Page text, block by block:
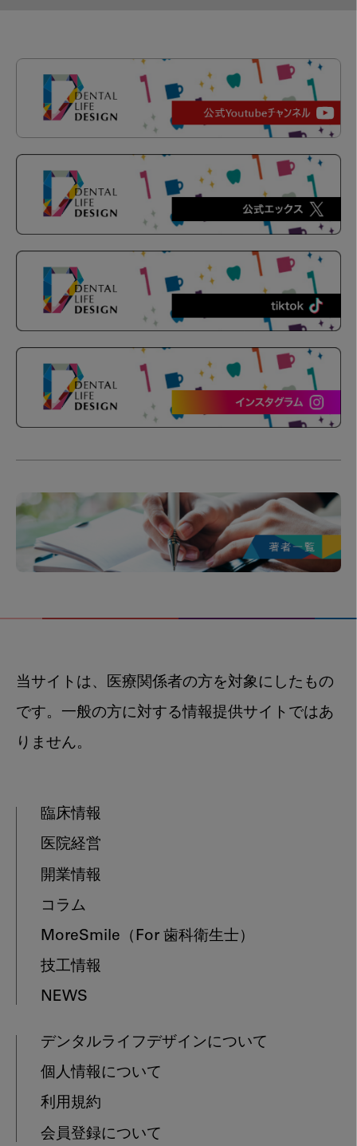
当サイトは、医療関係者の方を対象にしたもの
です。一般の方に対する情報提供サイトではあ
りません。
臨床情報
医院経営
開業情報
コラム
MoreSmile （For 歯科衛生士）
技工情報
NEWS
デンタルライフデザインについて
個人情報について
利用規約
会員登録について